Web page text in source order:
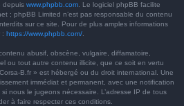
depuis www.phpbb.com . Le logiciel phpBB facilite
; phpBB Limited n’est pas responsable du contenu
sur ce site. Pour de plus amples informations
: https://www.phpbb.com/
abusif, obscène, vulgaire, diffamatoire,
ou tout autre contenu illicite, que ce soit en vertu
B.fr » est hébergé ou du droit international. Une
immédiat et permanent, avec une notification
nous le jugeons nécessaire. L’adresse IP de tous
à faire respecter ces conditions.